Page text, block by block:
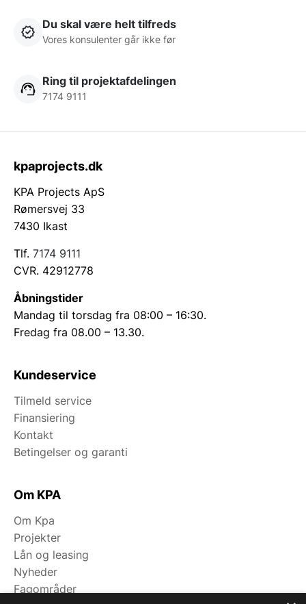
Du skal være helt tilfreds
Vores konsulenter går ikke før
Ring til projektafdelingen
7174 9111
kpaprojects.dk
KPA Projects ApS
Rømersvej 33
7430 Ikast
Tlf. 7174 9111
CVR. 42912778
Åbningstider
Mandag til torsdag fra 08:00 – 16:30.
Fredag fra 08.00 – 13.30.
Kundeservice
Tilmeld service
Finansiering
Kontakt
Betingelser og garanti
Om KPA
Om Kpa
Projekter
Lån og leasing
Nyheder
Fagområder